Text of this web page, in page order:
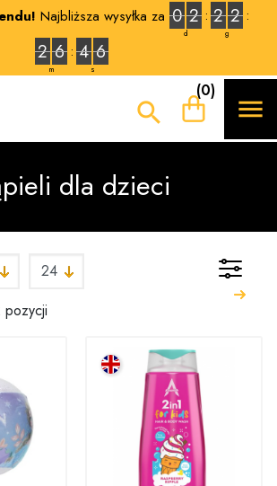
Najbliższa wysyłka za 0 2
d
2 2
g
2 6
m
4 5
s

(0)

dla dzieci
pozycji